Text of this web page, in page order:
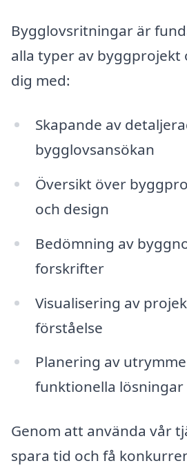
Bygglovsritningar är
alla typer av byggprojekt
dig med:
Skapande av
bygglovsansökan
Översikt över
och design
Bedömning av
forskrifter
Visualisering av
förståelse
Planering av
funktionella lösningar
Genom att använda vår
spara tid och få